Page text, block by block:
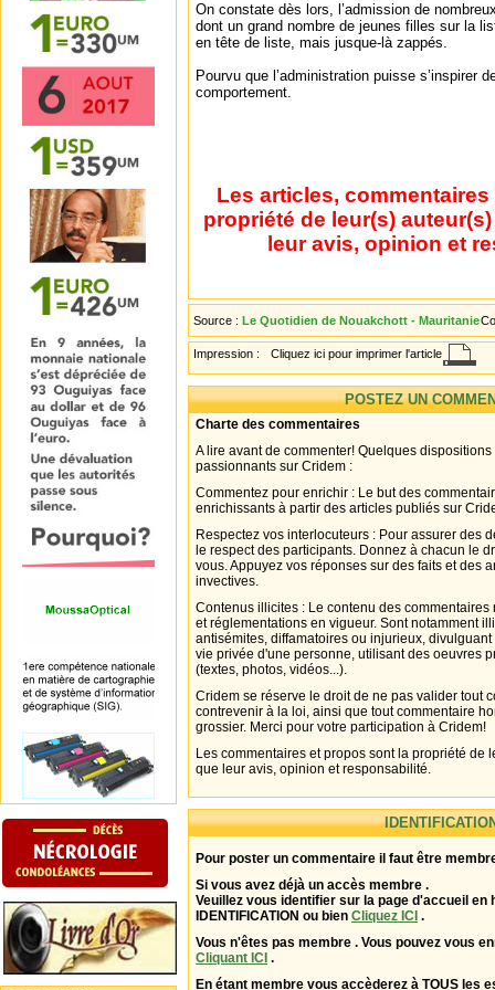
On constate dès lors, l’admission de
dont un grand nombre de jeunes filles sur la
en tête de liste, mais jusque-là zappés.
Pourvu que l’administration puisse s’inspirer
comportement.
Les articles,
propriété de leur(s)
leur avis, opinion et
Source : Le Quotidien de Nouakchott - Mauritanie
Impression : Cliquez ici pour imprimer l'article
POSTEZ UN
Charte des commentaires
A lire avant de commenter! Quelques
passionnants sur Cridem :
Commentez pour enrichir : Le but des
enrichissants à partir des articles publiés sur
Respectez vos interlocuteurs : Pour assurer des
le respect des participants. Donnez à chacun le
vous. Appuyez vos réponses sur des faits et des
invectives.
Contenus illicites : Le contenu des
et réglementations en vigueur. Sont notamment
antisémites, diffamatoires ou injurieux,
vie privée d'une personne, utilisant des oeuvres
(textes, photos, vidéos...).
Cridem se réserve le droit de ne pas valider tout
contrevenir à la loi, ainsi que tout commentaire
grossier. Merci pour votre participation à Cridem!
Les commentaires et propos sont la propriété de
que leur avis, opinion et responsabilité.
Pour poster un commentaire il faut être
Si vous avez déjà un accès membre .
Veuillez vous identifier sur la page d'accueil en
IDENTIFICATION ou bien Cliquez ICI .
Vous n'êtes pas membre . Vous pouvez vous
Cliquant ICI .
En étant membre vous accèderez à TOUS les